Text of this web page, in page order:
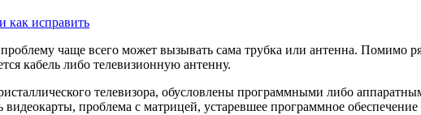
как исправить
чаще всего может вызывать сама трубка или антенна. Помимо
кабель либо телевизионную антенну.
телевизора, обусловлены программными либо
видеокарты, проблема с матрицей, устаревшее программное